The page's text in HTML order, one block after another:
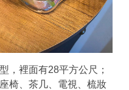
，裡面有28平方公尺；
椅、茶几、電視、梳妝